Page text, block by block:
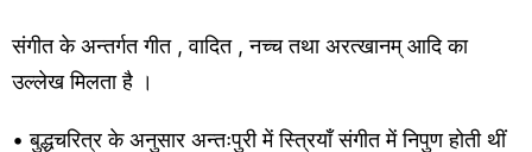
संगीत के अन्तर्गत गीत , वादित , नच्च तथा अरत्खानम् आदि का
उल्लेख मिलता है ।
• बुद्धचरित्र के अनुसार अन्तःपुरी में स्त्रियाँ संगीत में निपुण होती थीं